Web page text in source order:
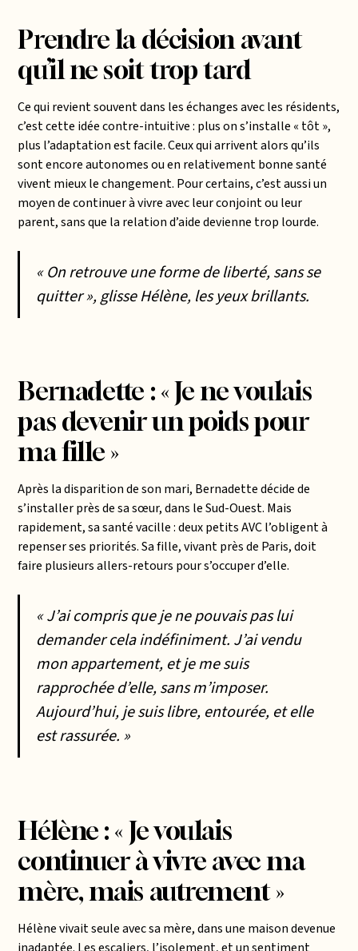
Prendre la décision avant
qu’il ne soit trop tard
Ce qui revient souvent dans les échanges avec les résidents,
c’est cette idée contre-intuitive : plus on s’installe « tôt »,
plus l’adaptation est facile. Ceux qui arrivent alors qu’ils
sont encore autonomes ou en relativement bonne santé
vivent mieux le changement. Pour certains, c’est aussi un
moyen de continuer à vivre avec leur conjoint ou leur
parent, sans que la relation d’aide devienne trop lourde.
« On retrouve une forme de liberté, sans se
quitter », glisse Hélène, les yeux brillants.
Bernadette : « Je ne voulais
pas devenir un poids pour
ma fille »
Après la disparition de son mari, Bernadette décide de
s’installer près de sa sœur, dans le Sud-Ouest. Mais
rapidement, sa santé vacille : deux petits AVC l’obligent à
repenser ses priorités. Sa fille, vivant près de Paris, doit
faire plusieurs allers-retours pour s’occuper d’elle.
« J’ai compris que je ne pouvais pas lui
demander cela indéfiniment. J’ai vendu
mon appartement, et je me suis
rapprochée d’elle, sans m’imposer.
Aujourd’hui, je suis libre, entourée, et elle
est rassurée. »
Hélène : « Je voulais
continuer à vivre avec ma
mère, mais autrement »
Hélène vivait seule avec sa mère, dans une maison devenue